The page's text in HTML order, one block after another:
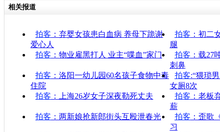
相关报道
拍客 ：弃婴女孩患白血病 养母下跪谢
爱心人
拍客 ：初二
腿
拍客 ：物业雇黑打人 业主“喋血”家门 拍客 ：载27
刺鼻
拍客 ：洛阳一幼儿园60名孩子食物中毒
住院
拍客:“猥琐
女厕8次
拍客 ：上海26岁女子深夜勒死丈夫 拍客 ：老板
薪
拍客 ：两新娘抢新郎街头互殴泄春光 拍客 ：歪歌
习